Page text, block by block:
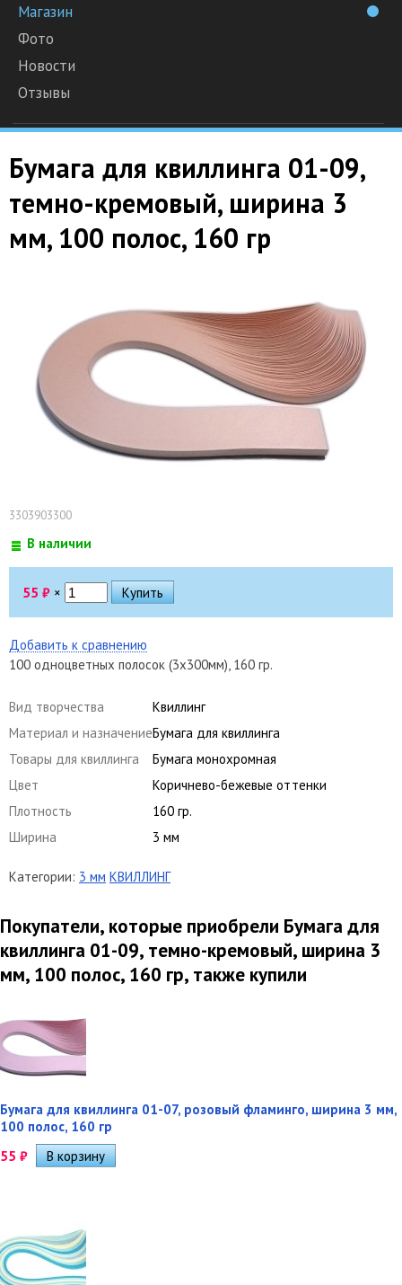
Магазин
Фото
Новости
Отзывы
Бумага для квиллинга 01-09,
темно-кремовый, ширина 3
мм, 100 полос, 160 гр
3303903300
В наличии
55 ₽ ×
Добавить к сравнению
100 одноцветных полосок (3х300мм), 160 гр.
Вид творчества
Квиллинг
Материал и назначениеБумага для квиллинга
Товары для квиллинга
Бумага монохромная
Цвет
Коричнево-бежевые оттенки
Плотность
160 гр.
Ширина
3 мм
Категории: 3 мм КВИЛЛИНГ
Покупатели, которые приобрели Бумага для
квиллинга 01-09, темно-кремовый, ширина 3
мм, 100 полос, 160 гр, также купили
Бумага для квиллинга 01-07, розовый фламинго, ширина 3 мм,
100 полос, 160 гр
55 ₽